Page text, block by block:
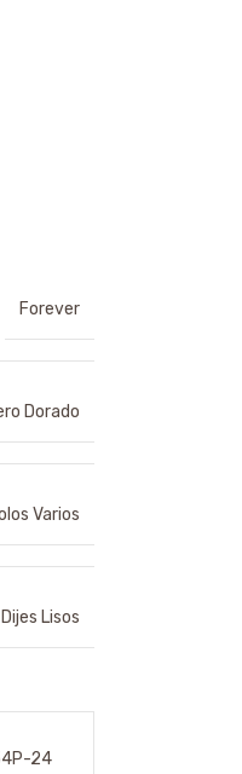
Forever
Dorado
Varios
Dijes Lisos
24